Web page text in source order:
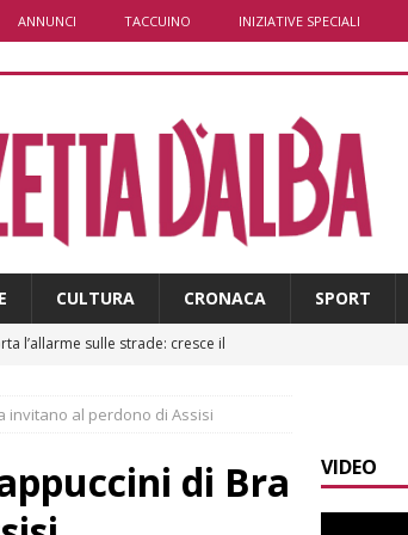
ANNUNCI TACCUINO INIZIATIVE SPECIALI
CULTURA CRONACA SPORT
l’allarme sulle strade: cresce il
con le Aree di Accelerazione
comunale ad Alba, Galeasso lascia:
invitano al perdono di Assisi
di Bra
VIDEO